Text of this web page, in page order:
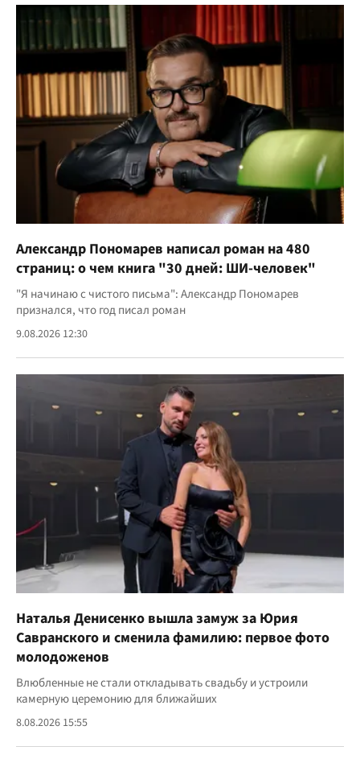
Александр Пономарев написал роман на 480
страниц: о чем книга "30 дней: ШИ-человек"
"Я начинаю с чистого письма": Александр Пономарев
признался, что год писал роман
9.08.2026 12:30
Наталья Денисенко вышла замуж за Юрия
Савранского и сменила фамилию: первое фото
молодоженов
Влюбленные не стали откладывать свадьбу и устроили
камерную церемонию для ближайших
8.08.2026 15:55